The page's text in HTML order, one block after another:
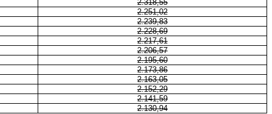
2.318,55
2.251,02
2.239,83
2.228,69
2.217,61
2.206,57
2.195,60
2.173,86
2.163,05
2.152,29
2.141,59
2.130,94